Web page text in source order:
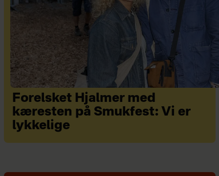
Forelsket Hjalmer med
kæresten på Smukfest: Vi er
lykkelige